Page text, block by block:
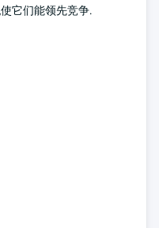
它们能领先竞争.